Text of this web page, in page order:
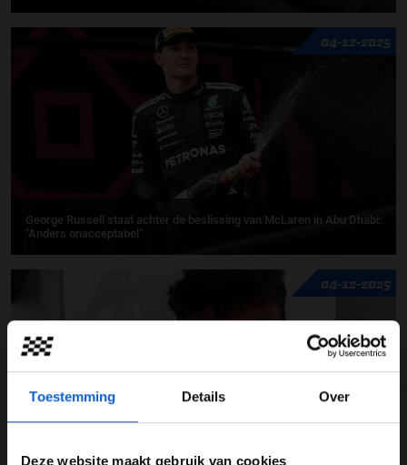
Toestemming Details Over
Deze website maakt gebruik van cookies
04-12-2025
George Russell staat achter de beslissing van McLaren in Abu Dhabi:
"Anders onacceptabel"
04-12-2025
Bevestigt: Arvid Lindblad namens Red Bull Racing in actie tijdens VT1